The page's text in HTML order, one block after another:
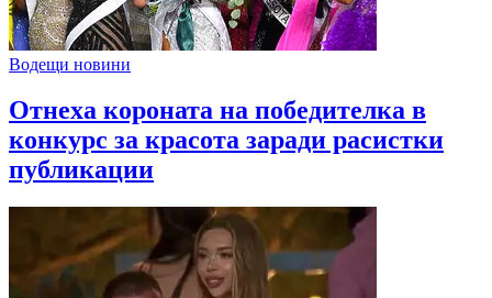
Водещи новини
Отнеха короната на победителка в
конкурс за красота заради расистки
публикации